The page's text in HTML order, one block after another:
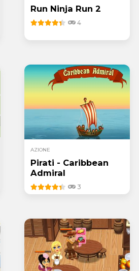
Run Ninja Run 2
4
AZIONE
Pirati - Caribbean
Admiral
3